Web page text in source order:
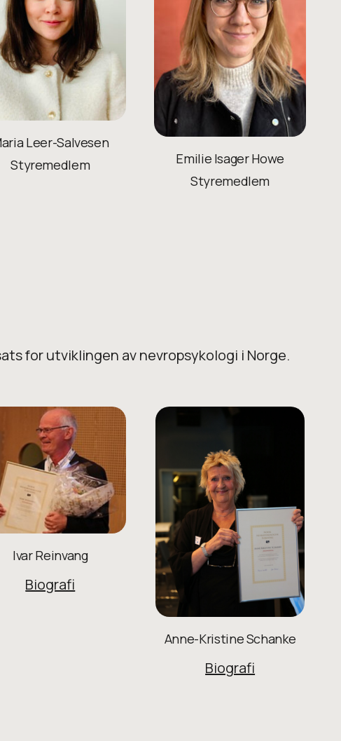
Leer-Salvesen
Styremedlem
Emilie Isager Howe
Styremedlem
for utviklingen av nevropsykologi i Norge.
Ivar Reinvang
Biografi
Anne-Kristine Schanke
Biografi